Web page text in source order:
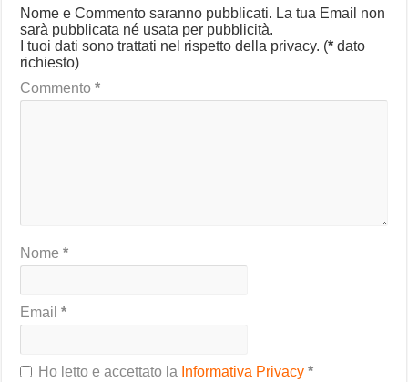
Nome e Commento saranno pubblicati. La tua Email non
sarà pubblicata né usata per pubblicità.
I tuoi dati sono trattati nel rispetto della privacy. (* dato
richiesto)
Commento*
Nome*
Email*
Ho letto e accettato la Informativa Privacy*